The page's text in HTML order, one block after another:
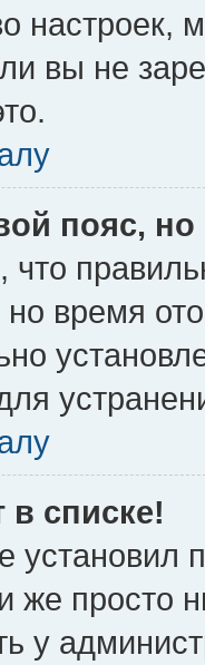
настроек,
вы не
пояс,
но время
в списке!
установил
же просто
у